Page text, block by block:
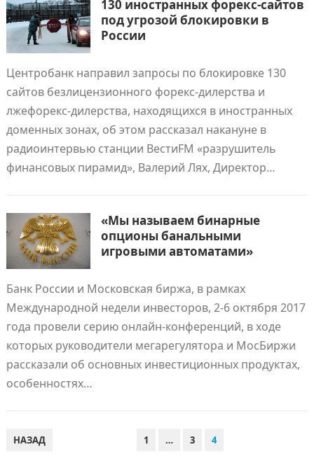
130 иностранных форекс-сайтов
под угрозой блокировки в
России
Центробанк направил запросы по блокировке 130
сайтов безлицензионного форекс-дилерства и
лжефорекс-дилерства, находящихся в иностранных
доменных зонах, об этом рассказал накануне в
радиоинтервью станции ВестиFM «разрушитель
финансовых пирамид», Валерий Лях, Директор…
«Мы называем бинарные
опционы банальными
игровыми автоматами»
Банк России и Московская биржа, в рамках
Международной недели инвесторов, 2-6 октября 2017
года провели серию онлайн-конференций, в ходе
которых руководители мегарегулятора и МосБиржи
рассказали об основных инвестиционных продуктах,
особенностях…
ПАГИНАЦИЯ
НАЗАД 1 … 3 4